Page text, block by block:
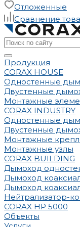
Отложенные
Сравнение
Продукция
CORAX HOUSE
Одностенные
Двустенные
Монтажные
CORAX INDUSTRY
Одностенные
Двустенные
Монтажные
Монтажные узлы
CORAX BUILDING
Дымоход
Дымоход
Дымоход
Нейтрализатор-
CORAX HP 5000
Объекты